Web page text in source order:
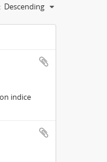
Descending
indice